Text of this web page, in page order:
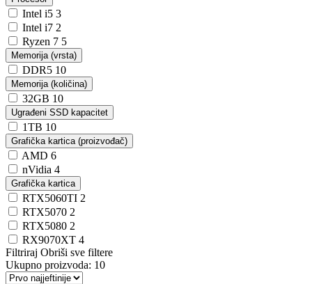
Intel i5 3
Intel i7 2
Ryzen 7 5
Memorija (vrsta)
DDR5 10
Memorija (količina)
32GB 10
Ugrađeni SSD kapacitet
1TB 10
Grafička kartica (proizvođač)
AMD 6
nVidia 4
Grafička kartica
RTX5060TI 2
RTX5070 2
RTX5080 2
RX9070XT 4
Filtriraj Obriši sve filtere
Ukupno proizvoda: 10